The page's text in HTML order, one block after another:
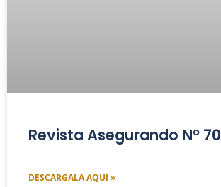
Revista Asegurando Nº 70
DESCARGALA AQUI »